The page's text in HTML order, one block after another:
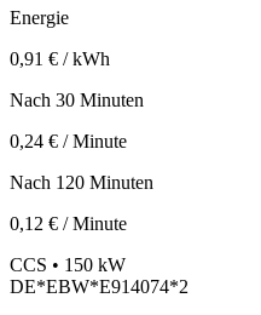
Energie
0,91 € / kWh
Nach 30 Minuten
0,24 € / Minute
Nach 120 Minuten
0,12 € / Minute
CCS • 150 kW
DE*EBW*E914074*2